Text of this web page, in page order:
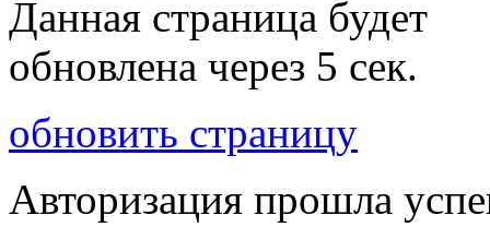
Данная страница будет
обновлена через 5 сек.
обновить страницу
Авторизация прошла